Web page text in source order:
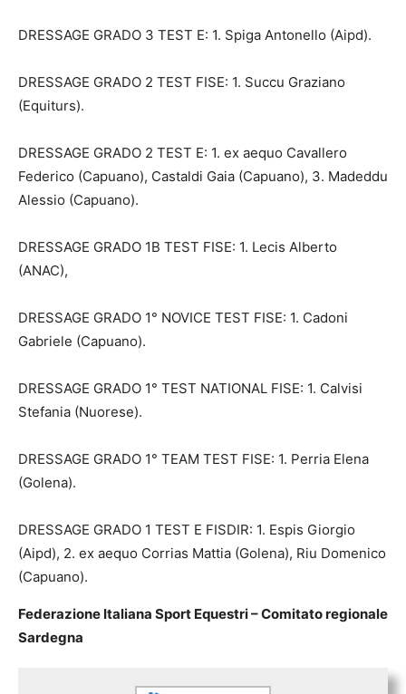
DRESSAGE GRADO 3 TEST E: 1. Spiga Antonello (Aipd).
DRESSAGE GRADO 2 TEST FISE: 1. Succu Graziano
(Equiturs).
DRESSAGE GRADO 2 TEST E: 1. ex aequo Cavallero
Federico (Capuano), Castaldi Gaia (Capuano), 3. Madeddu
Alessio (Capuano).
DRESSAGE GRADO 1B TEST FISE: 1. Lecis Alberto
(ANAC),
DRESSAGE GRADO 1° NOVICE TEST FISE: 1. Cadoni
Gabriele (Capuano).
DRESSAGE GRADO 1° TEST NATIONAL FISE: 1. Calvisi
Stefania (Nuorese).
DRESSAGE GRADO 1° TEAM TEST FISE: 1. Perria Elena
(Golena).
DRESSAGE GRADO 1 TEST E FISDIR: 1. Espis Giorgio
(Aipd), 2. ex aequo Corrias Mattia (Golena), Riu Domenico
(Capuano).
Federazione Italiana Sport Equestri – Comitato regionale
Sardegna